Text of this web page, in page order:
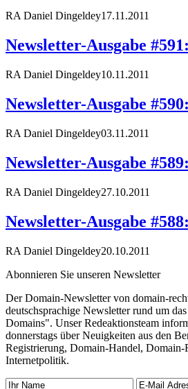
RA Daniel Dingeldey17.11.2011
Newsletter-Ausgabe
RA Daniel Dingeldey10.11.2011
Newsletter-Ausgabe
RA Daniel Dingeldey03.11.2011
Newsletter-Ausgabe
RA Daniel Dingeldey27.10.2011
Newsletter-Ausgabe
RA Daniel Dingeldey20.10.2011
Abonnieren Sie unseren Newsletter
Der Domain-Newsletter von domain-
deutschsprachige Newsletter rund um
Domains". Unser Redeaktionsteam
donnerstags über Neuigkeiten aus den
Registrierung, Domain-Handel, Domain-
Internetpolitik.